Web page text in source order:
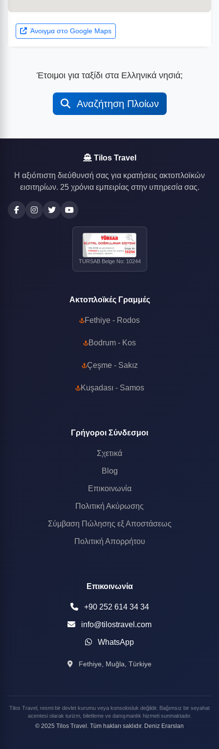
Άνοιγμα στο Google Maps
Έτοιμοι για ταξίδι στα Ελληνικά νησιά;
Αναζήτηση Πλοίων
Tilos Travel
Η αξιόπιστη διεύθυνσή σας για κρατήσεις ακτοπλοϊκών
εισιτηρίων. 25 χρόνια εμπειρίας στην υπηρεσία σας.
TURSAB Belge No: 10244
Ακτοπλοϊκές Γραμμές
Fethiye - Rodos
Bodrum - Kos
Çeşme - Sakız
Kuşadası - Samos
Γρήγοροι Σύνδεσμοι
Σχετικά
Blog
Επικοινωνία
Πολιτική Ακύρωσης
Σύμβαση Πώλησης εξ Αποστάσεως
Πολιτική Απορρήτου
Επικοινωνία
+90 252 614 34 34
info@tilostravel.com
WhatsApp
Fethiye, Muğla, Türkiye
Tilos Travel, resmi bir devlet kurumu veya konsolosluk değildir. Bağımsız bir seyahat
acentesi olarak turizm, biletleme ve danışmanlık hizmeti sunmaktadır.
© 2025 Tilos Travel. Tüm hakları saklıdır. Deniz Erarslan